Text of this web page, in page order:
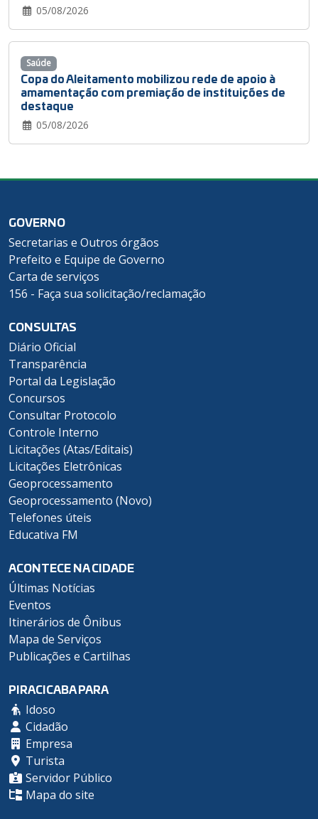
05/08/2026
Copa do Aleitamento mobilizou rede de apoio à
amamentação com premiação de instituições de
destaque
05/08/2026
Saúde
GOVERNO
Secretarias e Outros órgãos
Prefeito e Equipe de Governo
Carta de serviços
156 - Faça sua solicitação/reclamação
CONSULTAS
Diário Oficial
Transparência
Portal da Legislação
Concursos
Consultar Protocolo
Controle Interno
Licitações (Atas/Editais)
Licitações Eletrônicas
Geoprocessamento
Geoprocessamento (Novo)
Telefones úteis
Educativa FM
ACONTECE NA CIDADE
Últimas Notícias
Eventos
Itinerários de Ônibus
Mapa de Serviços
Publicações e Cartilhas
PIRACICABA PARA
Idoso
Cidadão
Empresa
Turista
Servidor Público
Mapa do site